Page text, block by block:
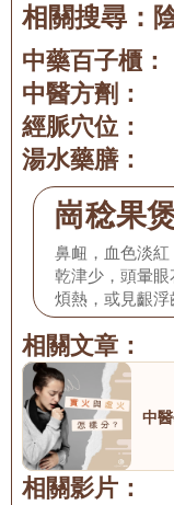
相關搜尋：
中藥百子櫃：
中醫方劑：
經脈穴位：
湯水藥膳：
崗稔果
鼻衄，血色淡
乾津少，頭暈
煩熱，或見齦浮
少津，舌苔少
相關文章：
中
相關影片：